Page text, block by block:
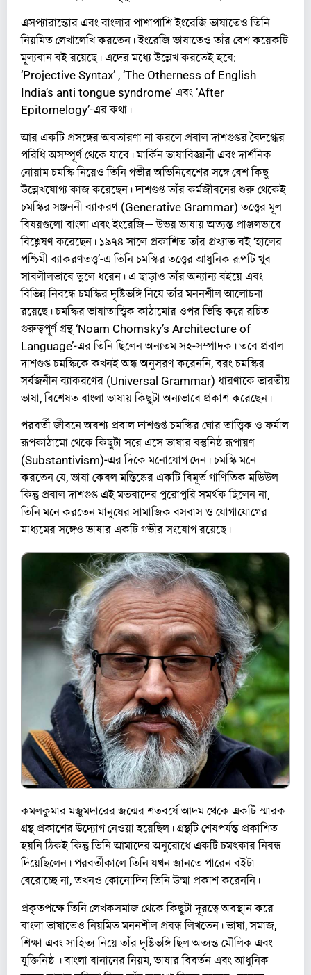
এসপ্যারান্তোর এবং বাংলার পাশাপাশি ইংরেজি ভাষাতেও তিনি
নিয়মিত লেখালেখি করতেন। ইংরেজি ভাষাতেও তাঁর বেশ কয়েকটি
মূল্যবান বই রয়েছে। এদের মধ্যে উল্লেখ করতেই হবে:
‘Projective Syntax’ , ‘The Otherness of English
India’s anti tongue syndrome’ এবং ‘After
Epitomelogy’-এর কথা।
আর একটি প্রসঙ্গের অবতারণা না করলে প্রবাল দাশগুপ্তর বৈদগ্ধের
পরিধি অসম্পূর্ণ থেকে যাবে। মার্কিন ভাষাবিজ্ঞানী এবং দার্শনিক
নোয়াম চমস্কি নিয়েও তিনি গভীর অভিনিবেশের সঙ্গে বেশ কিছু
উল্লেখযোগ্য কাজ করেছেন। দাশগুপ্ত তাঁর কর্মজীবনের শুরু থেকেই
চমস্কির সঞ্জননী ব্যাকরণ (Generative Grammar) তত্ত্বের মূল
বিষয়গুলো বাংলা এবং ইংরেজি— উভয় ভাষায় অত্যন্ত প্রাঞ্জলভাবে
বিশ্লেষণ করেছেন। ১৯৭৪ সালে প্রকাশিত তাঁর প্রখ্যাত বই ‘হালের
পশ্চিমী ব্যাকরণতত্ত্ব’-এ তিনি চমস্কির তত্ত্বের আধুনিক রূপটি খুব
সাবলীলভাবে তুলে ধরেন। এ ছাড়াও তাঁর অন্যান্য বইয়ে এবং
বিভিন্ন নিবন্ধে চমস্কির দৃষ্টিভঙ্গি নিয়ে তাঁর মননশীল আলোচনা
রয়েছে। চমস্কির ভাষাতাত্ত্বিক কাঠামোর ওপর ভিত্তি করে রচিত
গুরুত্বপূর্ণ গ্রন্থ ‘Noam Chomsky’s Architecture of
Language’-এর তিনি ছিলেন অন্যতম সহ-সম্পাদক। তবে ​প্রবাল
দাশগুপ্ত চমস্কিকে কখনই অন্ধ অনুসরণ করেননি, বরং চমস্কির
সর্বজনীন ব্যাকরণের (Universal Grammar) ধারণাকে ভারতীয়
ভাষা, বিশেষত বাংলা ভাষায় কিছুটা অন্যভাবে প্রকাশ করেছেন।
পরবর্তী জীবনে অবশ্য প্রবাল দাশগুপ্ত চমস্কির ঘোর তাত্ত্বিক ও ফর্মাল
রূপকাঠামো থেকে কিছুটা সরে এসে ভাষার বস্তুনিষ্ঠ রূপায়ণ
(Substantivism)-এর দিকে মনোযোগ দেন। চমস্কি মনে
করতেন যে, ভাষা কেবল মস্তিষ্কের একটি বিমূর্ত গাণিতিক মডিউল
কিন্তু প্রবাল দাশগুপ্ত এই মতবাদের পুরোপুরি সমর্থক ছিলেন না,
তিনি মনে করতেন মানুষের সামাজিক বসবাস ও যোগাযোগের
মাধ্যমের সঙ্গেও ভাষার একটি গভীর সংযোগ রয়েছে।
কমলকুমার মজুমদারের জন্মের শতবর্ষে আদম থেকে একটি স্মারক
গ্ৰন্থ প্রকাশের উদ্যোগ নেওয়া হয়েছিল। গ্রন্থটি শেষপর্যন্ত প্রকাশিত
হয়নি ঠিকই কিন্তু তিনি আমাদের অনুরোধে একটি চমৎকার নিবন্ধ
দিয়েছিলেন। পরবর্তীকালে তিনি যখন জানতে পারেন বইটা
বেরোচ্ছে না, তখনও কোনোদিন তিনি উষ্মা প্রকাশ করেননি।
প্রকৃতপক্ষে তিনি লেখকসমাজ থেকে কিছুটা দূরত্বে অবস্থান করে
বাংলা ভাষাতেও নিয়মিত মননশীল প্রবন্ধ লিখতেন। ভাষা, সমাজ,
শিক্ষা এবং সাহিত্য নিয়ে তাঁর দৃষ্টিভঙ্গি ছিল অত্যন্ত মৌলিক এবং
যুক্তিনিষ্ঠ ​। বাংলা বানানের নিয়ম, ভাষার বিবর্তন এবং আধুনিক